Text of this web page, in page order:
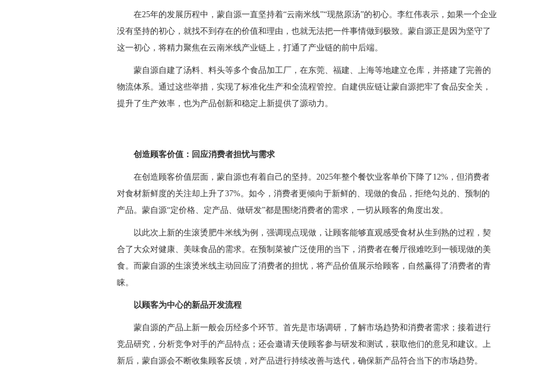
在25年的发展历程中，蒙自源一直坚持着“云南米线”“现熬原汤”的初心。李红伟表示，如果一个企业
没有坚持的初心，就找不到存在的价值和理由，也就无法把一件事情做到极致。蒙自源正是因为坚守了
这一初心，将精力聚焦在云南米线产业链上，打通了产业链的前中后端。
蒙自源自建了汤料、料头等多个食品加工厂，在东莞、福建、上海等地建立仓库，并搭建了完善的
物流体系。通过这些举措，实现了标准化生产和全流程管控。自建供应链让蒙自源把牢了食品安全关，
提升了生产效率，也为产品创新和稳定上新提供了源动力。
创造顾客价值：回应消费者担忧与需求
在创造顾客价值层面，蒙自源也有着自己的坚持。2025年整个餐饮业客单价下降了12%，但消费者
对食材新鲜度的关注却上升了37%。如今，消费者更倾向于新鲜的、现做的食品，拒绝勾兑的、预制的
产品。蒙自源“定价格、定产品、做研发”都是围绕消费者的需求，一切从顾客的角度出发。
以此次上新的生滚烫肥牛米线为例，强调现点现做，让顾客能够直观感受食材从生到熟的过程，契
合了大众对健康、美味食品的需求。在预制菜被广泛使用的当下，消费者在餐厅很难吃到一顿现做的美
食。而蒙自源的生滚烫米线主动回应了消费者的担忧，将产品价值展示给顾客，自然赢得了消费者的青
睐。
以顾客为中心的新品开发流程
蒙自源的产品上新一般会历经多个环节。首先是市场调研，了解市场趋势和消费者需求；接着进行
竞品研究，分析竞争对手的产品特点；还会邀请天使顾客参与研发和测试，获取他们的意见和建议。上
新后，蒙自源会不断收集顾客反馈，对产品进行持续改善与迭代，确保新产品符合当下的市场趋势。